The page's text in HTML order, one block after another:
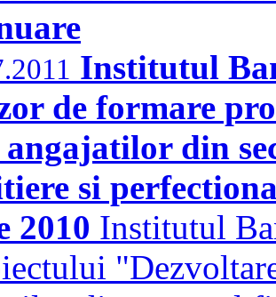
Institutul
de formare
angajatilor din
si
2010 Institutul